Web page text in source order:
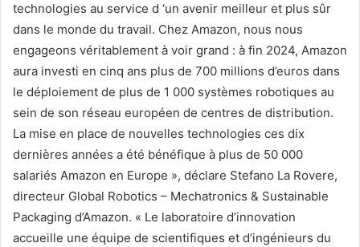
technologies au service d ‘un avenir meilleur et plus sûr
dans le monde du travail. Chez Amazon, nous nous
engageons véritablement à voir grand : à fin 2024, Amazon
aura investi en cinq ans plus de 700 millions d’euros dans
le déploiement de plus de 1 000 systèmes robotiques au
sein de son réseau européen de centres de distribution.
La mise en place de nouvelles technologies ces dix
dernières années a été bénéfique à plus de 50 000
salariés Amazon en Europe », déclare Stefano La Rovere,
directeur Global Robotics – Mechatronics & Sustainable
Packaging d’Amazon. « Le laboratoire d’innovation
accueille une équipe de scientifiques et d’ingénieurs du